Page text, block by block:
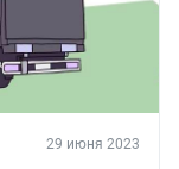
29 июня 2023